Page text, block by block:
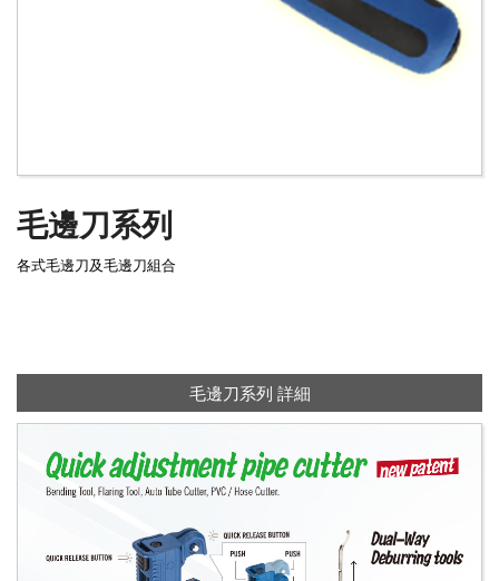
毛邊刀系列
各式毛邊刀及毛邊刀組合
毛邊刀系列 詳細